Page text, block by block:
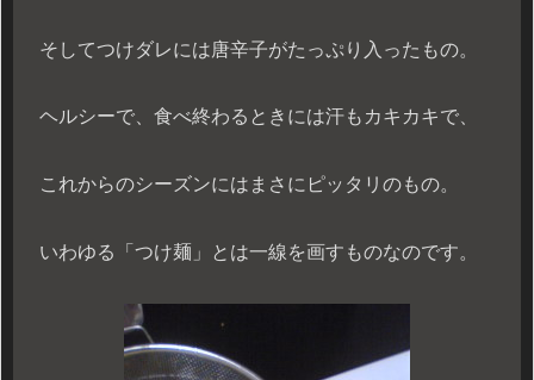
そしてつけダレには唐辛子がたっぷり入ったもの。
ヘルシーで、食べ終わるときには汗もカキカキで、
これからのシーズンにはまさにピッタリのもの。
いわゆる「つけ麺」とは一線を画すものなのです。